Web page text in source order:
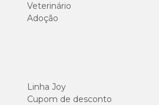
Veterinário
Adoção
Linha Joy
Cupom de desconto